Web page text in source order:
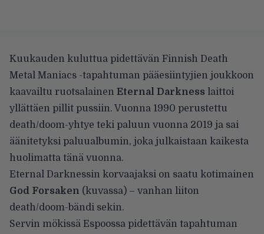
Kuukauden kuluttua pidettävän Finnish Death
Metal Maniacs -tapahtuman pääesiintyjien joukkoon
kaavailtu ruotsalainen Eternal Darkness laittoi
yllättäen pillit pussiin. Vuonna 1990 perustettu
death/doom-yhtye teki paluun vuonna 2019 ja sai
äänitetyksi paluualbumin, joka julkaistaan kaikesta
huolimatta tänä vuonna.
Eternal Darknessin korvaajaksi on saatu kotimainen
God Forsaken (kuvassa) – vanhan liiton
death/doom-bändi sekin.
Servin mökissä Espoossa pidettävän tapahtuman